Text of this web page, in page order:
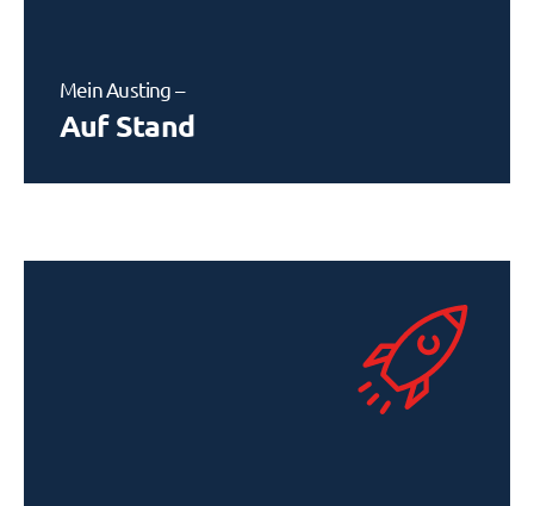
Mein Austing –
Auf Stand